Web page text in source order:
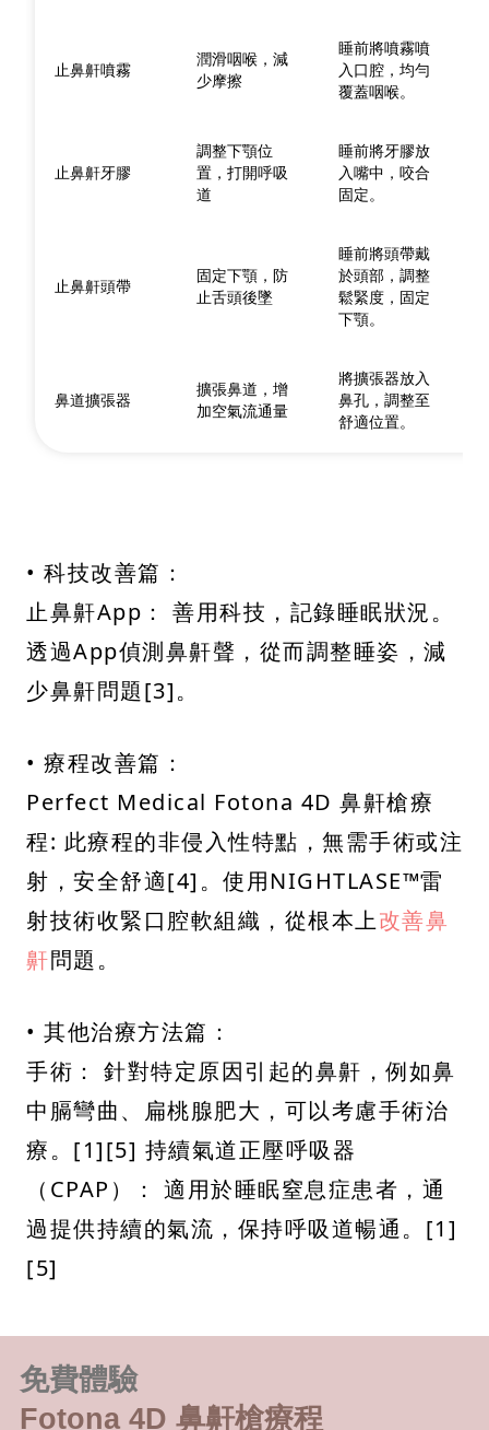
止鼻鼾噴霧
潤滑咽喉，減
少摩擦
睡前將噴霧噴
入口腔，均勻
覆蓋咽喉。
止鼻鼾牙膠
調整下顎位
置，打開呼吸
道
睡前將牙膠放
入嘴中，咬合
固定。
止鼻鼾頭帶
固定下顎，防
止舌頭後墜
睡前將頭帶戴
於頭部，調整
鬆緊度，固定
下顎。
鼻道擴張器
擴張鼻道，增
加空氣流通量
將擴張器放入
鼻孔，調整至
舒適位置。
• 科技改善篇：
止鼻鼾App： 善用科技，記錄睡眠狀況。
透過App偵測鼻鼾聲，從而調整睡姿，減
少鼻鼾問題[3]。
• 療程改善篇：
Perfect Medical Fotona 4D 鼻鼾槍療
程: 此療程的非侵入性特點，無需手術或注
射，安全舒適[4]。使用NIGHTLASE™雷
射技術收緊口腔軟組織，從根本上改善鼻
鼾問題。
• 其他治療方法篇：
手術： 針對特定原因引起的鼻鼾，例如鼻
中膈彎曲、扁桃腺肥大，可以考慮手術治
療。[1][5] 持續氣道正壓呼吸器
（CPAP）： 適用於睡眠窒息症患者，通
過提供持續的氣流，保持呼吸道暢通。[1]
[5]
免費體驗
Fotona 4D 鼻鼾槍療程